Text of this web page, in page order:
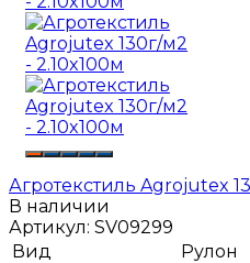
Агротекстиль Agrojutex
В наличии
Артикул: SV09299
Вид
Рулон